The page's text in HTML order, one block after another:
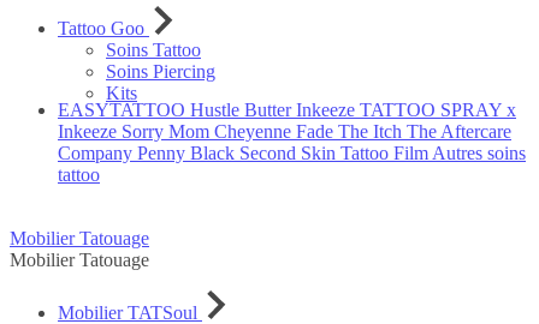
Tattoo Goo
Soins Tattoo
Soins Piercing
Kits
EASYTATTOO Hustle ButterInkeeze TATTOO SPRAY x
Inkeeze Sorry Mom Cheyenne Fade The Itch The Aftercare
Company Penny Black Second Skin Tattoo Film Autres soins
tattoo
Mobilier Tatouage
Mobilier Tatouage
Mobilier TATSoul